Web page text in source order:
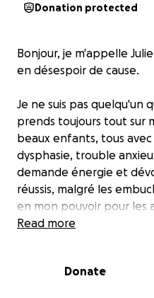
Donation protected
Bonjour, je m'appelle
en désespoir de cause.
Je ne suis pas quelqu'un
prends toujours tout sur
beaux enfants, tous
dysphasie, trouble
demande énergie et
réussis, malgré les
en mon pouvoir pour les
vie adulte avec le plus
mamie de 3 garçons et
Read more
Donate